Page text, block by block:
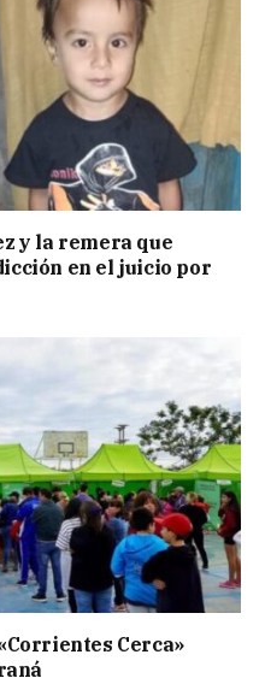
y la remera que
en el juicio por
Cerca»